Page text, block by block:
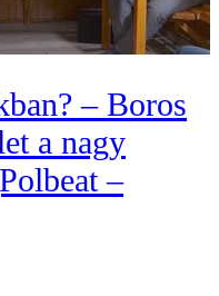
– Boros
a nagy
–